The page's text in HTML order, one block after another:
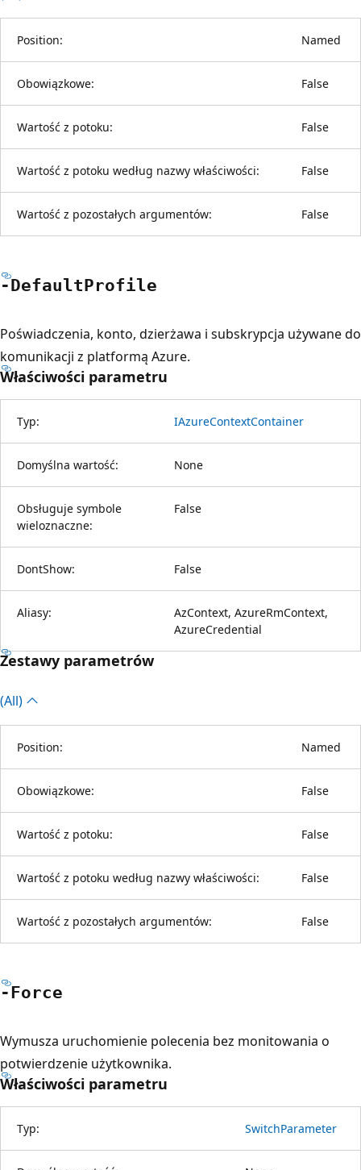
Position: Named
Obowiązkowe: False
Wartość z potoku: False
Wartość z potoku według nazwy właściwości: False
Wartość z pozostałych argumentów: False
-DefaultProfile
Poświadczenia, konto, dzierżawa i subskrypcja używane do
komunikacji z platformą Azure.
Właściwości parametru
Typ: IAzureContextContainer
Domyślna wartość: None
Obsługuje symbole
wieloznaczne:
False
DontShow: False
Aliasy:
AzContext, AzureRmContext,
AzureCredential
Zestawy parametrów
(All)
Position: Named
Obowiązkowe: False
Wartość z potoku: False
Wartość z potoku według nazwy właściwości: False
Wartość z pozostałych argumentów: False
-Force
Wymusza uruchomienie polecenia bez monitowania o
potwierdzenie użytkownika.
Właściwości parametru
Typ: SwitchParameter